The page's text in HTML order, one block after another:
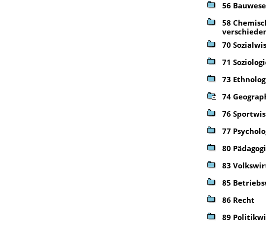
56
58
70
71
73
74
76
77
80
83
85
86 Recht
89